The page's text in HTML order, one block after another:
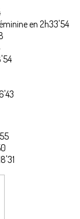
en 2h33'54